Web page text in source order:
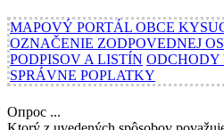
MAPOVÝ PORTÁL OBCE
OZNAČENIE ZODPOVEDNEJ
PODPISOV A LISTÍN
SPRÁVNE POPLATKY
Опрос ...